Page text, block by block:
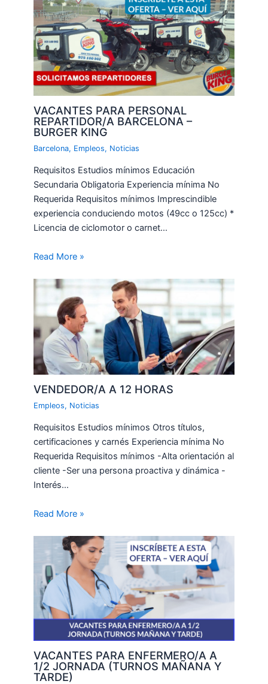
VACANTES PARA PERSONAL
REPARTIDOR/A BARCELONA –
BURGER KING
Barcelona, Empleos, Noticias
Requisitos Estudios mínimos Educación
Secundaria Obligatoria Experiencia mínima No
Requerida Requisitos mínimos Imprescindible
experiencia conduciendo motos (49cc o 125cc) *
Licencia de ciclomotor o carnet…
Read More »
VENDEDOR/A A 12 HORAS
Empleos, Noticias
Requisitos Estudios mínimos Otros títulos,
certificaciones y carnés Experiencia mínima No
Requerida Requisitos mínimos -Alta orientación al
cliente -Ser una persona proactiva y dinámica -
Interés…
Read More »
VACANTES PARA ENFERMERO/A A
1/2 JORNADA (TURNOS MAÑANA Y
TARDE)